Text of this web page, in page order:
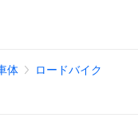
体 ロードバイク